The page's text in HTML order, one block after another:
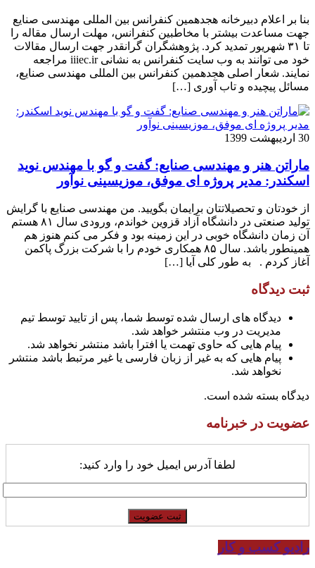
بنا بر اعلام دبیرخانه هجدهمین کنفرانس بین المللی مهندسی صنایع
جهت مساعدت بیشتر با مخاطبین کنفرانس، مهلت ارسال مقاله را
تا ۳۱ شهریور تمدید کرد. پژوهشگران گرانقدر جهت ارسال مقالات
خود می توانند به وب سایت کنفرانس به نشانی iiiec.ir مراجعه
نمایند. شعار اصلی هجدهمین کنفرانس بین المللی مهندسی صنایع،
مسائل پیچیده و تاب آوری […]
30 اردیبهشت 1399
ماراتن هنر و مهندسی صنایع: گفت و گو با مهندس نوید
اسکندر: مدیر پروژه ای موفق، موزیسینی نوآور
از خودتان و تحصیلاتتان برایمان بگویید. من مهندسی صنایع با گرایش
تولید صنعتی در دانشگاه آزاد قزوین خواندم، ورودی سال ۸۱ هستم
آن زمان دانشگاه خوبی در این زمینه بود و فکر می کنم هنوز هم
همینطور باشد. سال ۸۵ همکاری خودم را با شرکت بزرگ پاکمن
آغاز کردم . به طور کلی آیا […]
ثبت دیدگاه
دیدگاه های ارسال شده توسط شما، پس از تایید توسط تیم
مدیریت در وب منتشر خواهد شد.
پیام هایی که حاوی تهمت یا افترا باشد منتشر نخواهد شد.
پیام هایی که به غیر از زبان فارسی یا غیر مرتبط باشد منتشر
نخواهد شد.
دیدگاه بسته شده است.
عضویت در خبرنامه
لطفا آدرس ایمیل خود را وارد کنید:
رادیو کسب و کار